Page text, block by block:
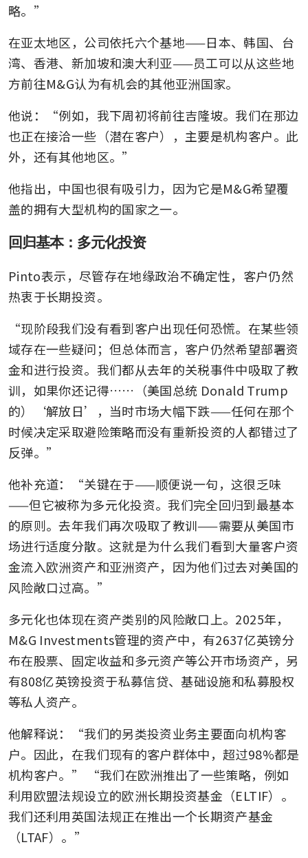
略。”
在亚太地区，公司依托六个基地——日本、韩国、台
湾、香港、新加坡和澳大利亚——员工可以从这些地
方前往M&G认为有机会的其他亚洲国家。
他说：“例如，我下周初将前往吉隆坡。我们在那边
也正在接洽一些（潜在客户），主要是机构客户。此
外，还有其他地区。”
他指出，中国也很有吸引力，因为它是M&G希望覆
盖的拥有大型机构的国家之一。
回归基本：多元化投资
Pinto表示，尽管存在地缘政治不确定性，客户仍然
热衷于长期投资。
“现阶段我们没有看到客户出现任何恐慌。在某些领
域存在一些疑问；但总体而言，客户仍然希望部署资
金和进行投资。我们都从去年的关税事件中吸取了教
训，如果你还记得……（美国总统 Donald Trump
的）‘解放日’，当时市场大幅下跌——任何在那个
时候决定采取避险策略而没有重新投资的人都错过了
反弹。”
他补充道：“关键在于——顺便说一句，这很乏味
——但它被称为多元化投资。我们完全回归到最基本
的原则。去年我们再次吸取了教训——需要从美国市
场进行适度分散。这就是为什么我们看到大量客户资
金流入欧洲资产和亚洲资产，因为他们过去对美国的
风险敞口过高。”
多元化也体现在资产类别的风险敞口上。2025年，
M&G Investments管理的资产中，有2637亿英镑分
布在股票、固定收益和多元资产等公开市场资产，另
有808亿英镑投资于私募信贷、基础设施和私募股权
等私人资产。
他解释说：“我们的另类投资业务主要面向机构客
户。因此，在我们现有的客户群体中，超过98%都是
机构客户。” “我们在欧洲推出了一些策略，例如
利用欧盟法规设立的欧洲长期投资基金（ELTIF）。
我们还利用英国法规正在推出一个长期资产基金
（LTAF）。”